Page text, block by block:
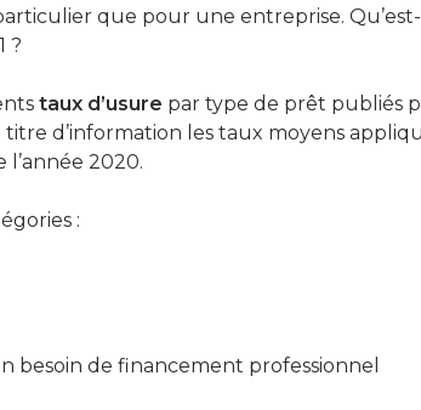
que pour une entreprise.
?
taux d’usure par type de prêt publiés
d’information les taux moyens
2020.
:
besoin de financement professionnel